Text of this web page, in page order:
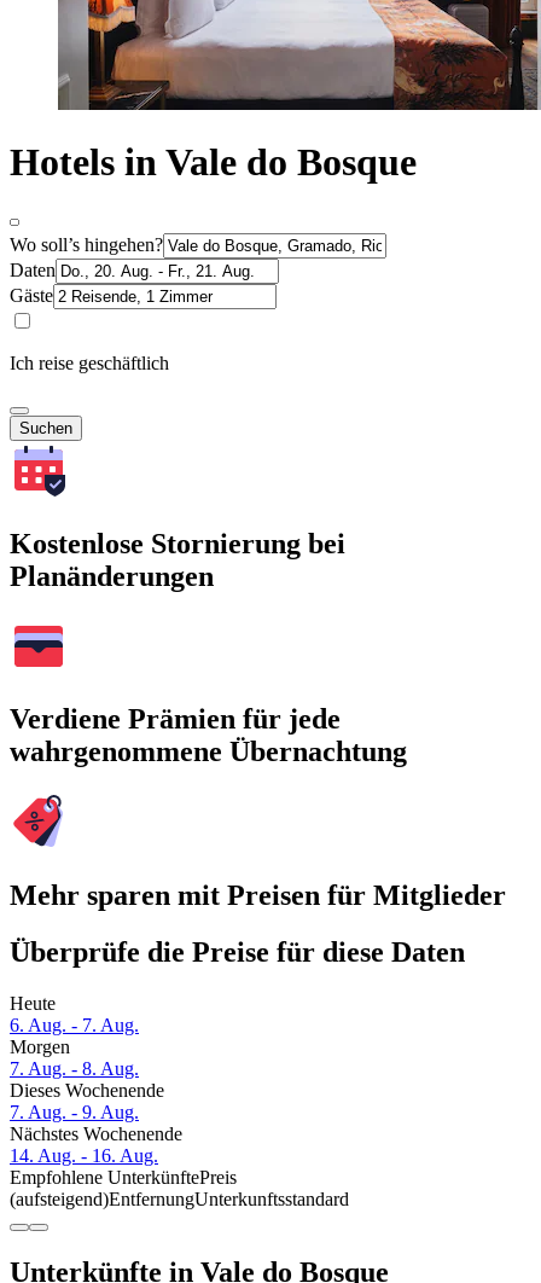
Hotels in Vale do Bosque
Wo soll’s hingehen?
Daten
Gäste
Ich reise geschäftlich
Suchen
Kostenlose Stornierung bei
Planänderungen
Verdiene Prämien für jede
wahrgenommene Übernachtung
Mehr sparen mit Preisen für Mitglieder
Überprüfe die Preise für diese Daten
Heute
6. Aug. - 7. Aug.
Morgen
7. Aug. - 8. Aug.
Dieses Wochenende
7. Aug. - 9. Aug.
Nächstes Wochenende
14. Aug. - 16. Aug.
Empfohlene UnterkünftePreis
(aufsteigend)EntfernungUnterkunftsstandard
Unterkünfte in Vale do Bosque